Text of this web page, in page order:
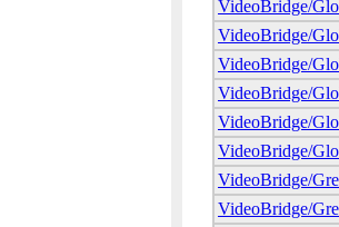
VideoBridge/
VideoBridge/
VideoBridge/
VideoBridge/
VideoBridge/
VideoBridge/
VideoBridge/
VideoBridge/